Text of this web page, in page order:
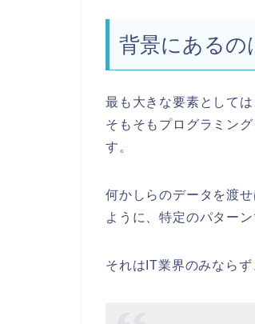
背景にあるの
最も大きな要素としては
そもそもプログラミン
す。
何かしらのデータを渡
ように、特定のパター
それはIT業界のみなら